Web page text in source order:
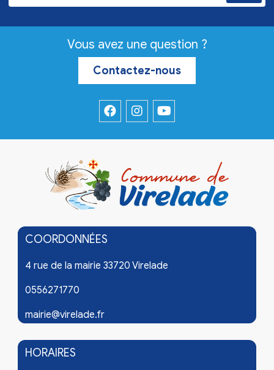
Vous avez une question ?
Contactez-nous
COORDONNÉES
4 rue de la mairie 33720 Virelade
0556271770
mairie@virelade.fr
HORAIRES